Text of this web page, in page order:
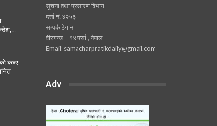
कदर
सूचना तथा प्रसारण विभाग
दर्ता नं: ४२५३
सम्पर्क ठेगाना
वीरगन्ज – १४ पर्सा , नेपाल
Email: samacharpratikdaily@gmail.com
Adv